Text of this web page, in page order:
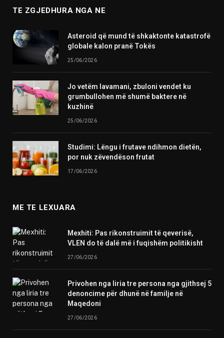
TE ZGJEDHURA NGA NE
Asteroid që mund të shkaktonte katastrofë
globale kalon pranë Tokës
25/06/2026
Jo vetëm lavamani, zbuloni vendet ku
grumbullohen më shumë baktere në
kuzhinë
25/06/2026
Studimi: Lëngu i frutave ndihmon dietën,
por nuk zëvendëson frutat
17/06/2026
ME TE LEXUARA
Mexhiti: Pas rikonstruimit të qeverisë,
VLEN do të dalë më i fuqishëm politikisht
27/06/2026
Privohen nga liria tre persona nga gjithsej 5
denoncime për dhunë në familje në
Maqedoni
27/06/2026